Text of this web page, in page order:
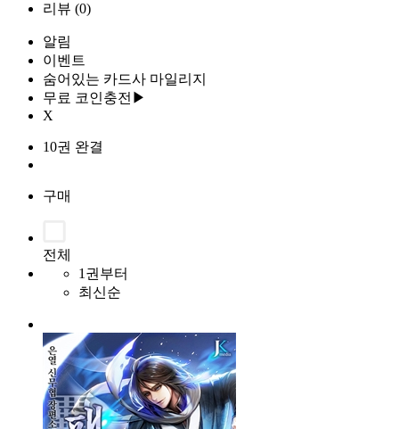
리뷰 (0)
알림
이벤트
숨어있는 카드사 마일리지
무료 코인충전▶
X
10권 완결
구매
전체
1권부터
최신순